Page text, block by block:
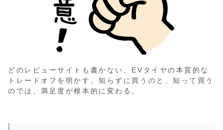
どのレビューサイトも書かない、EVタイヤの本質的な
トレードオフを明かす。知らずに買うのと、知って買う
のでは、満足度が根本的に変わる。